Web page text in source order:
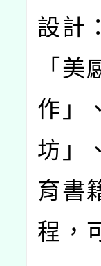
設計
「
作」
坊」
育書
程，